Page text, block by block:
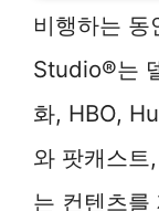
비행하는
Studio®는
화, HBO,
와 팟캐스트
는 컨텐츠를